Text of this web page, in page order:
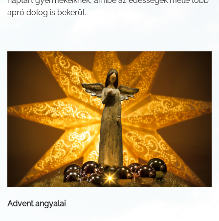
apró dolog is bekerül.
Advent angyalai